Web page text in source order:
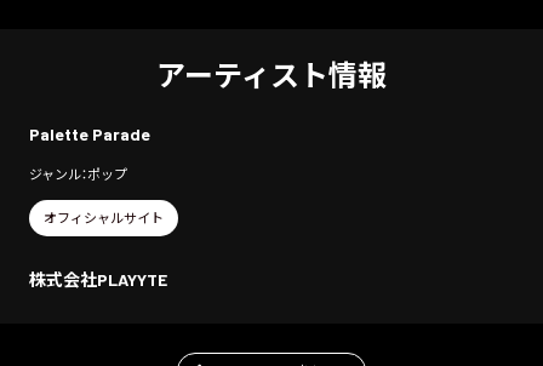
アーティスト情報
Palette Parade
ジャンル：ポップ
オフィシャルサイト
株式会社PLAYYTE